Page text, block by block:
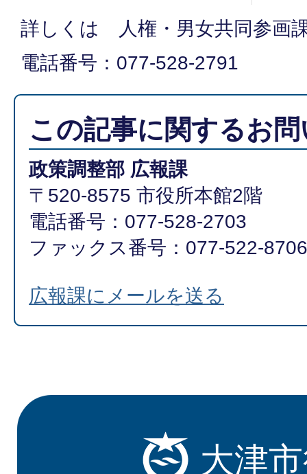
詳しくは 人権・男女共同参画
電話番号：077-528-2791
この記事に関するお
政策調整部 広報課
〒520-8575 市役所本館2階
電話番号：077-528-2703
ファックス番号：077-522-8706
広報課にメールを送る
大津